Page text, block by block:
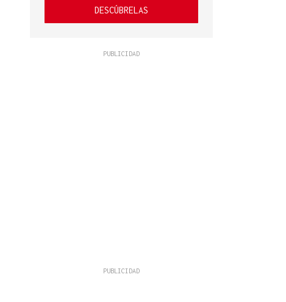
DESCÚBRELAS